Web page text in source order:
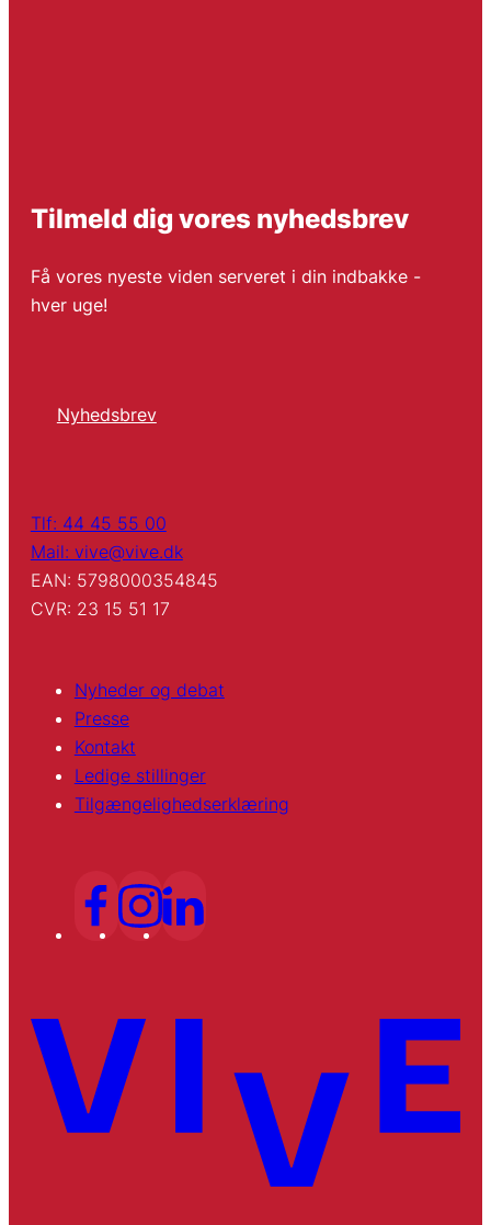
Tilmeld dig vores nyhedsbrev
Få vores nyeste viden serveret i din indbakke -
hver uge!
Nyhedsbrev
Tlf: 44 45 55 00
Mail: vive@vive.dk
EAN: 5798000354845
CVR: 23 15 51 17
Nyheder og debat
Presse
Kontakt
Ledige stillinger
Tilgængelighedserklæring